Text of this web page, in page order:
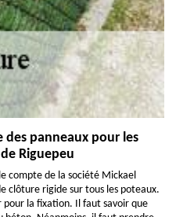
des panneaux pour les
Riguepeu
compte de la société Mickael
clôture rigide sur tous les poteaux.
pour la fixation. Il faut savoir que